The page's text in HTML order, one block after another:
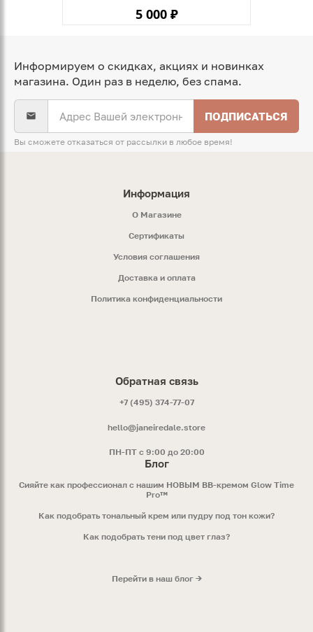
5 000 ₽
Информируем о скидках, акциях и новинках
магазина. Один раз в неделю, без спама.
ПОДПИСАТЬСЯ
Вы сможете отказаться от рассылки в любое время!
Информация
O Магазине
Сертификаты
Условия соглашения
Доставка и оплата
Политика конфиденциальности
Обратная связь
+7 (495) 374-77-07
hello@janeiredale.store
ПН-ПТ с 9:00 до 20:00
Блог
Сияйте как профессионал с нашим НОВЫМ ВВ-кремом Glow Time
Pro™
Как подобрать тональный крем или пудру под тон кожи?
Как подобрать тени под цвет глаз?
Перейти в наш блог →